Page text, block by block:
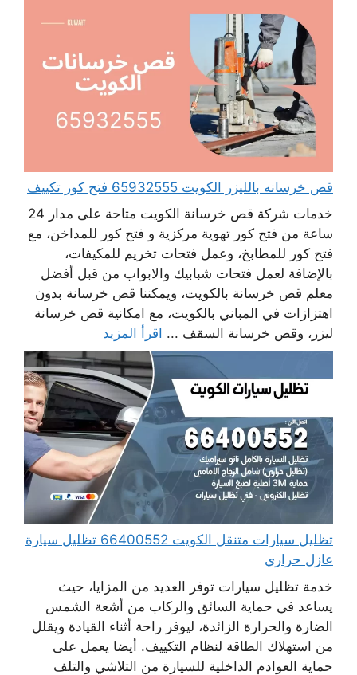
قص خرسانه بالليزر الكويت 65932555 فتح كور تكييف
خدمات شركة قص خرسانة الكويت متاحة على مدار 24
ساعة من فتح كور تهوية مركزية و فتح كور للمداخن، مع
فتح كور للمطابخ، وعمل فتحات تخريم للمكيفات،
بالإضافة لعمل فتحات شبابيك والابواب من قبل أفضل
معلم قص خرسانة بالكويت، ويمكننا قص خرسانة بدون
اهتزازات في المباني بالكويت، مع امكانية قص خرسانة
ليزر، وقص خرسانة السقف ... اقرأ المزيد
تظليل سيارات متنقل الكويت 66400552 تظليل سيارة
عازل حراري
خدمة تظليل سيارات توفر العديد من المزايا، حيث
يساعد في حماية السائق والركاب من أشعة الشمس
الضارة والحرارة الزائدة، ليوفر راحة أثناء القيادة ويقلل
من استهلاك الطاقة لنظام التكييف. أيضا يعمل على
حماية العوادم الداخلية للسيارة من التلاشي والتلف